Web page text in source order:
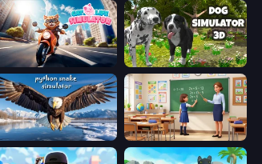
Cat Life Simulator Dog Simulator 3D
Python Snake Simulator High School Teacher Simulator